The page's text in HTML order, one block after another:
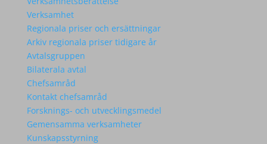
Verksamhet
Regionala priser och ersättningar
Arkiv regionala priser tidigare år
Avtalsgruppen
Bilaterala avtal
Chefsamråd
Kontakt chefsamråd
Forsknings- och utvecklingsmedel
Gemensamma verksamheter
Kunskapsstyrning